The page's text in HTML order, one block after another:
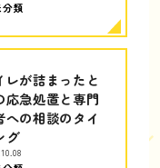
分類
レが詰まったと
応急処置と専門
への相談のタイ
グ